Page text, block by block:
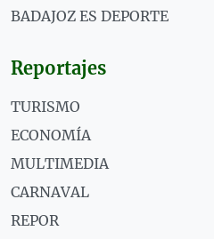
BADAJOZ ES DEPORTE
Reportajes
TURISMO
ECONOMÍA
MULTIMEDIA
CARNAVAL
REPOR